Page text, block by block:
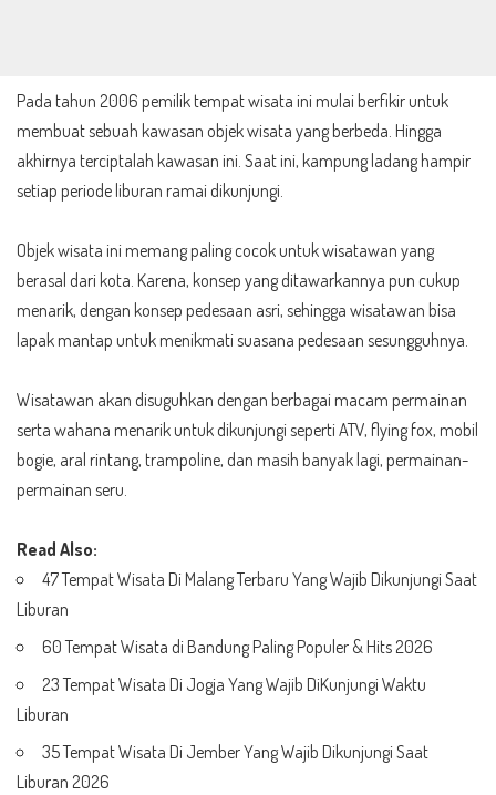
Pada tahun 2006 pemilik tempat wisata ini mulai berfikir untuk
membuat sebuah kawasan objek wisata yang berbeda. Hingga
akhirnya terciptalah kawasan ini. Saat ini, kampung ladang hampir
setiap periode liburan ramai dikunjungi.
Objek wisata ini memang paling cocok untuk wisatawan yang
berasal dari kota. Karena, konsep yang ditawarkannya pun cukup
menarik, dengan konsep pedesaan asri, sehingga wisatawan bisa
lapak mantap untuk menikmati suasana pedesaan sesungguhnya.
Wisatawan akan disuguhkan dengan berbagai macam permainan
serta wahana menarik untuk dikunjungi seperti ATV, flying fox, mobil
bogie, aral rintang, trampoline, dan masih banyak lagi, permainan-
permainan seru.
Read Also:
47 Tempat Wisata Di Malang Terbaru Yang Wajib Dikunjungi Saat
Liburan
60 Tempat Wisata di Bandung Paling Populer & Hits 2026
23 Tempat Wisata Di Jogja Yang Wajib DiKunjungi Waktu
Liburan
35 Tempat Wisata Di Jember Yang Wajib Dikunjungi Saat
Liburan 2026